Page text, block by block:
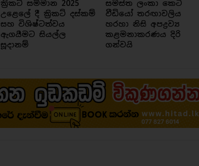
ක්‍රිකට් සම්මාන 2025
උළෙලේ දී ක්‍රිකට් දස්කම්
සහ විශිෂ්ටත්වය
ඇගයීමට සියල්ල
සූදානම්
සමස්ත ලංකා කෙටි
වීඩියෝ තරඟාවලිය
හරහා නිසි අපද්‍රව්‍ය
කළමනාකරණය දිරි
ගන්වයි